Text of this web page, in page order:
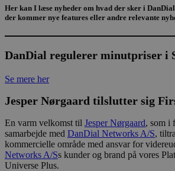
Her kan I læse nyheder om hvad der sker i
der kommer nye features eller andre relevante
DanDial regulerer minutpriser i
Se mere her
Jesper Nørgaard tilslutter sig
En varm velkomst til Jesper Nørgaard, som i
samarbejde med DanDial Networks A/S,
kommercielle område med ansvar for
Networks A/Ss kunder og brand på vores
Universe Plus.